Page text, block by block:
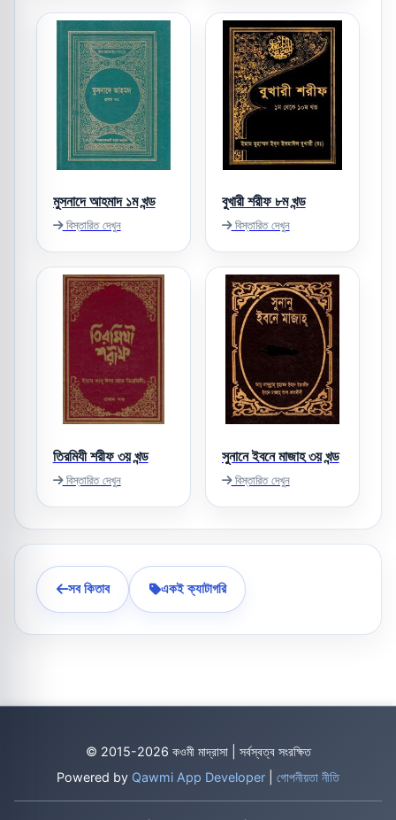
মুসনাদে আহমাদ ১ম খন্ড
বিস্তারিত দেখুন
বুখারী শরীফ ৮ম খন্ড
বিস্তারিত দেখুন
তিরমিযী শরীফ ৩য় খন্ড
বিস্তারিত দেখুন
সুনানে ইবনে মাজাহ ৩য় খন্ড
বিস্তারিত দেখুন
সব কিতাব একই ক্যাটাগরি
© 2015-2026 কওমী মাদ্রাসা | সর্বস্বত্ব সংরক্ষিত
Powered by Qawmi App Developer গোপনীয়তা নীতি